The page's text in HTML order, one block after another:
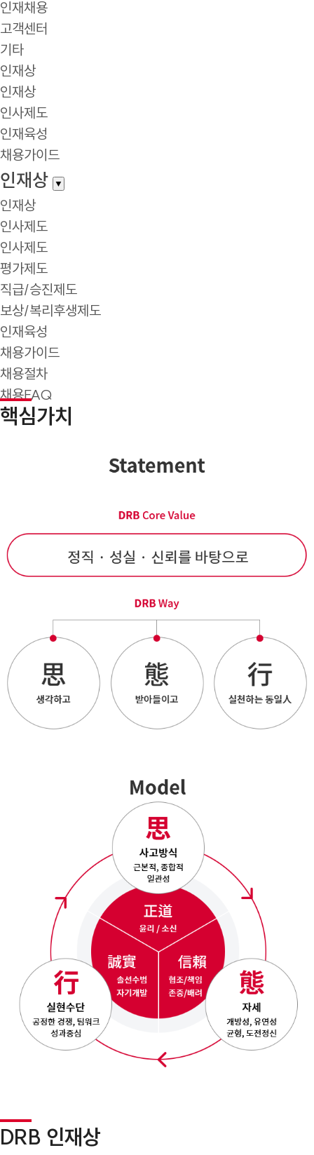
인재채용
고객센터
기타
인재상
인재상
인사제도
인재육성
채용가이드
인재상 ▼
인재상
인사제도
인사제도
평가제도
직급/승진제도
보상/복리후생제도
인재육성
채용가이드
채용절차
채용FAQ
핵심가치
DRB 인재상